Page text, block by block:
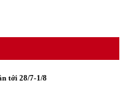
tới 28/7-1/8